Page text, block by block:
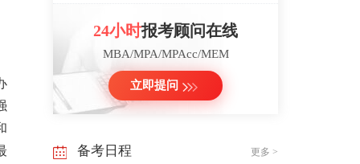
24小时报考顾问在线
MBA/MPA/MPAcc/MEM
立即提问
备考日程 更多 >